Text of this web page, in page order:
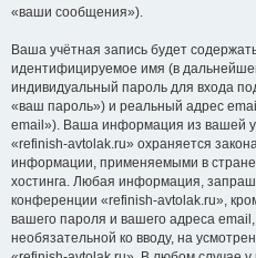
«ваши сообщения»).
Ваша учётная запись будет
идентифицируемое имя (в
индивидуальный пароль для входа
«ваш пароль») и реальный адрес
email»). Ваша информация из вашей
«refinish-avtolak.ru» охраняется
информации, применяемыми в
хостинга. Любая информация,
конференции «refinish-avtolak.ru»,
вашего пароля и вашего адреса
необязательной ко вводу, на